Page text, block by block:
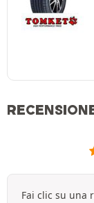
Fai clic su una